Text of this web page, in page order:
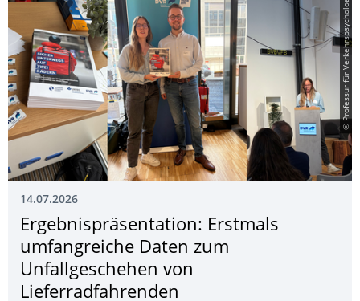
© Professur für Verkehrspsychologie
14.07.2026
Ergebnispräsenta­tion: Erstmals
umfangreiche Daten zum
Unfallgeschehen von
Lieferradfahrenden